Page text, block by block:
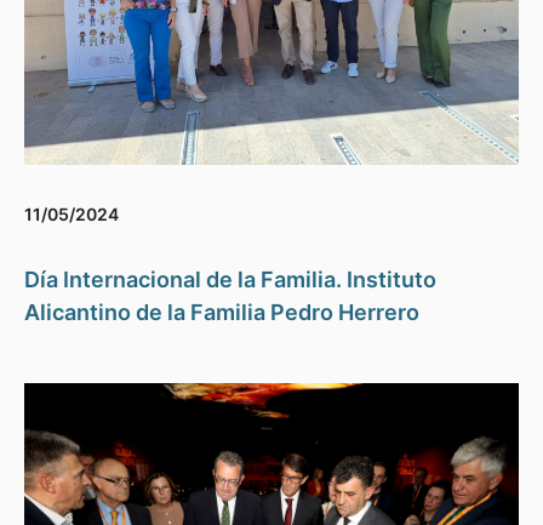
11/05/2024
Día Internacional de la Familia. Instituto
Alicantino de la Familia Pedro Herrero